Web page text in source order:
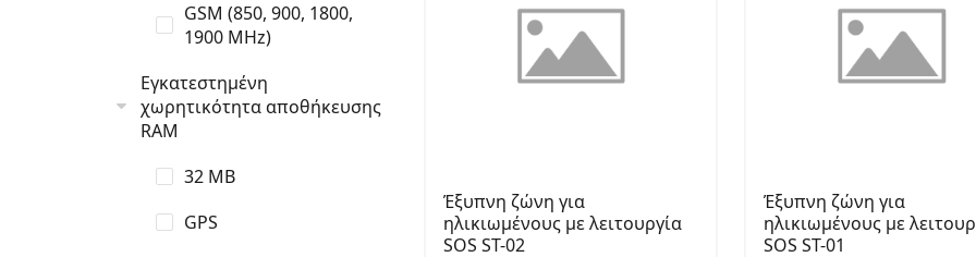
GSM (850, 900, 1800,
1900 MHz)
Εγκατεστημένη
χωρητικότητα αποθήκευσης
RAM
32 MB
GPS
Έξυπνη ζώνη για
ηλικιωμένους με λειτουργία
SOS ST-02
Έξυπνη ζώνη για
ηλικιωμένους με
SOS ST-01